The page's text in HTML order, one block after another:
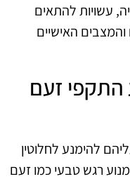
עשויות להתאים
האישיים
התקפי זעם
להימנע לחלוטין
רגש טבעי כמו זעם